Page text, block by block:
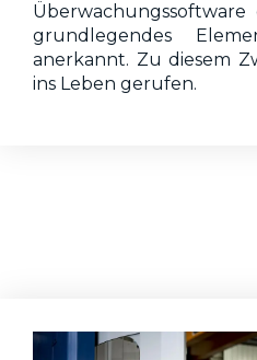
grundlegendes
anerkannt. Zu diesem
ins Leben gerufen.